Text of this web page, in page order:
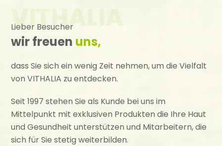
VITHALIA
Lieber Besucher
wir freuen uns,
dass Sie sich ein wenig Zeit nehmen, um die Vielfalt
von VITHALIA zu entdecken.
Seit 1997 stehen Sie als Kunde bei uns im
Mittelpunkt mit exklusiven Produkten die Ihre Haut
und Gesundheit unterstützen und Mitarbeitern, die
sich für Sie stetig weiterbilden.